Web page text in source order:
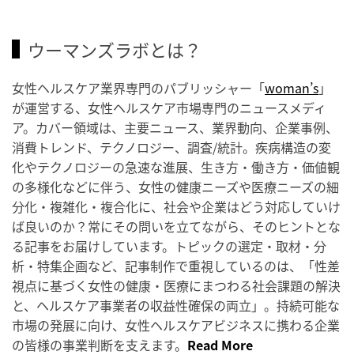
ウーマンズラボとは？
女性ヘルスケア業界専門のパブリッシャー「woman’s」
が運営する、女性ヘルスケア市場専門のニュースメディ
ア。カバー領域は、主要ニュース、業界動向、企業事例、
消費トレンド、テクノロジー、調査/統計。疾病構造の変
化やテクノロジーの急速な進展、生き方・働き方・価値観
の多様化などに伴う、女性の健康ニーズや医療ニーズの細
分化・複雑化・複合化に、社会や企業はどう対応していけ
ば良いのか？常にその問いを立てながら、そのヒントとな
る記事をお届けしています。トピックの選定・取材・分
析・特集企画など、記事制作で重視しているのは、「性差
視点に基づく女性の健康・医療にまつわる社会課題の解決
と、ヘルスケア事業者の収益性確保の両立」。持続可能な
市場の発展に向け、女性ヘルスケアビジネスに携わる企業
の皆様の事業判断を支えます。 Read More